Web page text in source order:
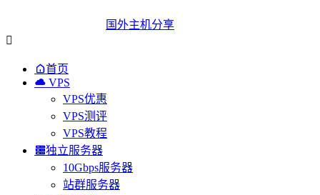
国外主机分享

首页
 VPS
VPS优惠
VPS测评
VPS教程
独立服务器
10Gbps服务器
站群服务器